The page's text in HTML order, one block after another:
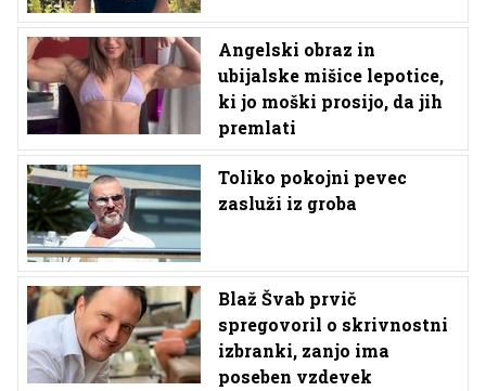
Angelski obraz in
ubijalske mišice lepotice,
ki jo moški prosijo, da jih
premlati
Toliko pokojni pevec
zasluži iz groba
Blaž Švab prvič
spregovoril o skrivnostni
izbranki, zanjo ima
poseben vzdevek